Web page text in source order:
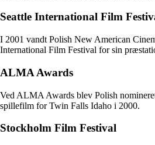
Seattle International Film
I 2001 vandt Polish New American
International Film Festival for sin
ALMA Awards
Ved ALMA Awards blev Polish
spillefilm for Twin Falls Idaho i 2000.
Stockholm Film Festival